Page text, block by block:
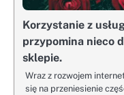
Korzystanie z
przypomina nieco
sklepie.
Wraz z rozwojem
się na przeniesienie